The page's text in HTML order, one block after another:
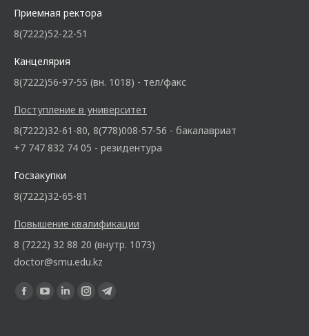
Приемная ректора
8(7222)52-22-51
Канцелярия
8(7222)56-97-55 (вн. 1018) - тел/факс
Поступление в университет
8(7222)32-61-80, 8(778)008-57-56 - бакалавриат
+7 747 832 74 05 - резидентура
Госзакупки
8(7222)32-65-81
Повышение квалификации
8 (7222) 32 88 20 (внутр. 1073)
doctor@smu.edu.kz
Ищите нас: